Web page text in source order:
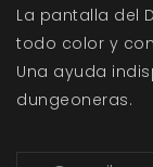
La pantalla del
todo color y
Una ayuda
dungeoneras.